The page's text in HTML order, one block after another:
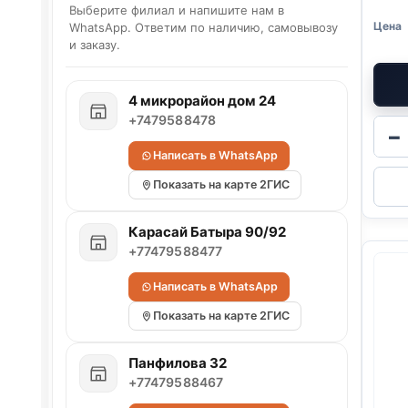
−
Выберите филиал и напишите нам в
WhatsApp. Ответим по наличию, самовывозу
и заказу.
4 микрорайон дом 24
+7479588478
Написать в WhatsApp
Показать на карте 2ГИС
Карасай Батыра 90/92
+77479588477
Написать в WhatsApp
Показать на карте 2ГИС
Панфилова 32
+77479588467